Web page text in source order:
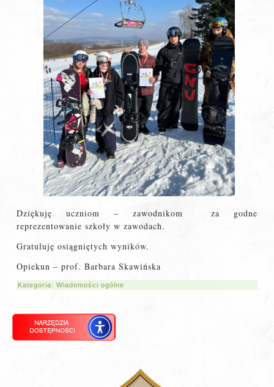
Dziękuję uczniom – zawodnikom za godne
reprezentowanie szkoły w zawodach.
Gratuluję osiągniętych wyników.
Opiekun – prof. Barbara Skawińska
Kategoria:Wiadomości ogólne